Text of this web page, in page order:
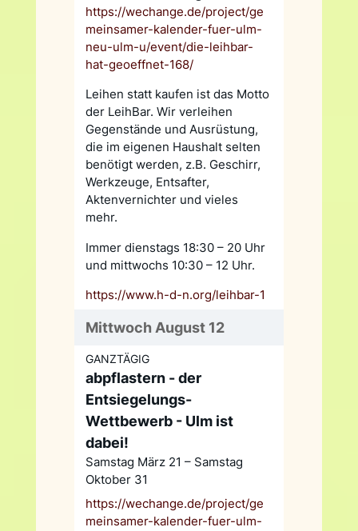
https://wechange.de/project/ge
meinsamer-kalender-fuer-ulm-
neu-ulm-u/event/die-leihbar-
hat-geoeffnet-168/
Leihen statt kaufen ist das Motto
der LeihBar. Wir verleihen
Gegenstände und Ausrüstung,
die im eigenen Haushalt selten
benötigt werden, z.B. Geschirr,
Werkzeuge, Entsafter,
Aktenvernichter und vieles
mehr.
Immer dienstags 18:30 – 20 Uhr
und mittwochs 10:30 – 12 Uhr.
https://www.h-d-n.org/leihbar-1
Mittwoch August 12
GANZTÄGIG
abpflastern - der
Entsiegelungs-
Wettbewerb - Ulm ist
dabei!
Samstag März 21 – Samstag
Oktober 31
https://wechange.de/project/ge
meinsamer-kalender-fuer-ulm-